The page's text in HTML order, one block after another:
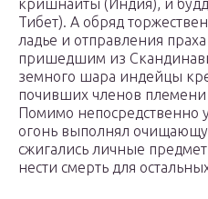
кришнаиты (Индия), и
Тибет). А обряд
ладье и отправления
пришедшим из
земного шара индейцы
почивших членов племени
Помимо непосредственно
огонь выполнял
сжигались личные
нести смерть для